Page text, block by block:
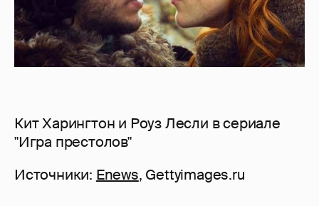
Кит Харингтон и Роуз Лесли в сериале
"Игра престолов"
Источники: Enews, Gettyimages.ru